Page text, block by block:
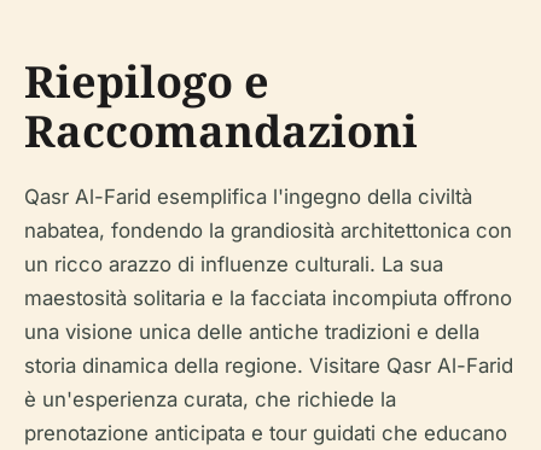
Riepilogo e
Raccomandazioni
Qasr Al-Farid esemplifica l'ingegno della civiltà
nabatea, fondendo la grandiosità architettonica con
un ricco arazzo di influenze culturali. La sua
maestosità solitaria e la facciata incompiuta offrono
una visione unica delle antiche tradizioni e della
storia dinamica della regione. Visitare Qasr Al-Farid
è un'esperienza curata, che richiede la
prenotazione anticipata e tour guidati che educano